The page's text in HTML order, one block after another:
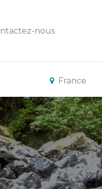
nous
France